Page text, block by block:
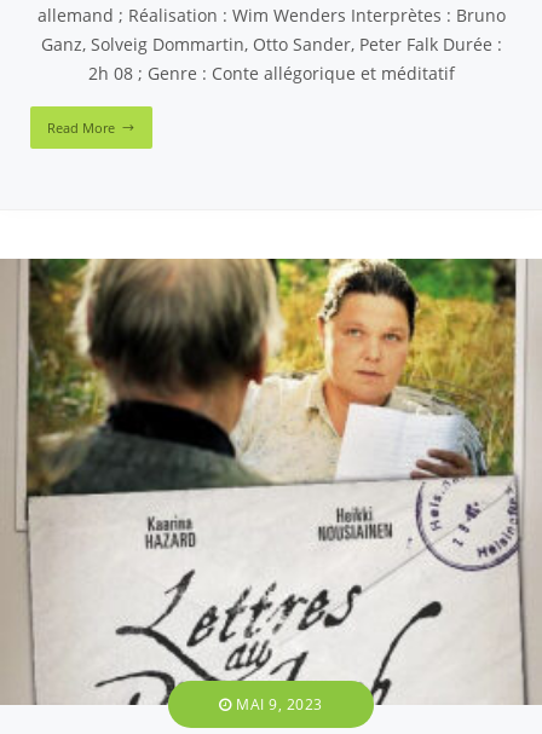
allemand ; Réalisation : Wim Wenders Interprètes : Bruno
Ganz, Solveig Dommartin, Otto Sander, Peter Falk Durée :
2h 08 ; Genre : Conte allégorique et méditatif
Read More
MAI 9, 2023